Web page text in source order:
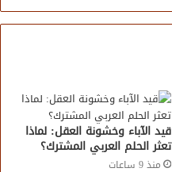
قيد الآباء وخشونة العقل: لماذا
تعثر الحلم العربي المشترك؟
منذ 9 ساعات